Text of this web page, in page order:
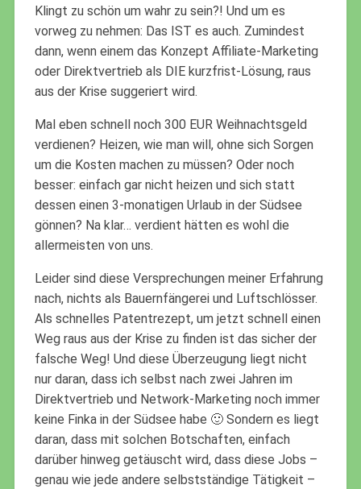
Klingt zu schön um wahr zu sein?! Und um es
vorweg zu nehmen: Das IST es auch. Zumindest
dann, wenn einem das Konzept Affiliate-Marketing
oder Direktvertrieb als DIE kurzfrist-Lösung, raus
aus der Krise suggeriert wird.
Mal eben schnell noch 300 EUR Weihnachtsgeld
verdienen? Heizen, wie man will, ohne sich Sorgen
um die Kosten machen zu müssen? Oder noch
besser: einfach gar nicht heizen und sich statt
dessen einen 3-monatigen Urlaub in der Südsee
gönnen? Na klar… verdient hätten es wohl die
allermeisten von uns.
Leider sind diese Versprechungen meiner Erfahrung
nach, nichts als Bauernfängerei und Luftschlösser.
Als schnelles Patentrezept, um jetzt schnell einen
Weg raus aus der Krise zu finden ist das sicher der
falsche Weg! Und diese Überzeugung liegt nicht
nur daran, dass ich selbst nach zwei Jahren im
Direktvertrieb und Network-Marketing noch immer
keine Finka in der Südsee habe 🙂 Sondern es liegt
daran, dass mit solchen Botschaften, einfach
darüber hinweg getäuscht wird, dass diese Jobs –
genau wie jede andere selbstständige Tätigkeit –